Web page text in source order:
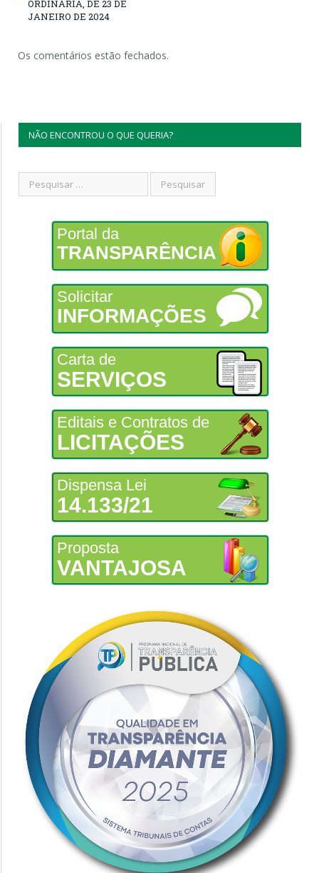
ORDINÁRIA, DE 23 DE
JANEIRO DE 2024
Os comentários estão fechados.
NÃO ENCONTROU O QUE QUERIA?
Portal da
TRANSPARÊNCIA
Solicitar
INFORMAÇÕES
Carta de
SERVIÇOS
Editais e Contratos de
LICITAÇÕES
Dispensa Lei
14.133/21
Proposta
VANTAJOSA